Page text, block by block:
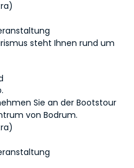
steht Ihnen rund um
Sie an der Bootstour
von Bodrum.